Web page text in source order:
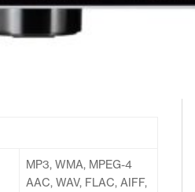
MP3, WMA, MPEG-4
AAC, WAV, FLAC, AIFF,